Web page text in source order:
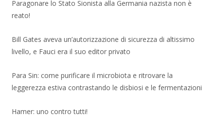
Paragonare lo Stato Sionista alla Germania nazista non è
reato!
Bill Gates aveva un’autorizzazione di sicurezza di altissimo
livello, e Fauci era il suo editor privato
Para Sin: come purificare il microbiota e ritrovare la
leggerezza estiva contrastando le disbiosi e le fermentazioni
Hamer: uno contro tutti!